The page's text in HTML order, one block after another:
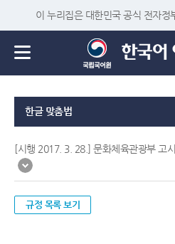
이 누리집은 대한민국 공식 전자정
한글 맞춤법
[시행 2017. 3. 28.] 문화체육관광부 고
규정 목록 보기